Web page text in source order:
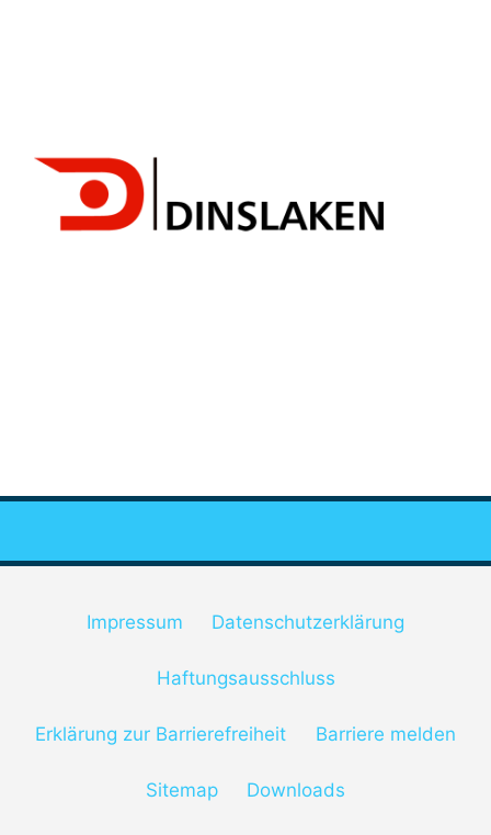
Impressum Datenschutzerklärung
Haftungsausschluss
Erklärung zur Barrierefreiheit Barriere melden
Sitemap Downloads